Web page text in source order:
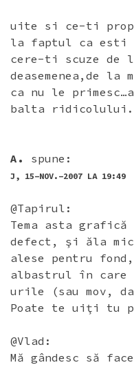
uite si ce-ti
la faptul ca esti
cere-ti scuze de
deasemenea,de
ca nu le
balta
A. spune:
J, 15-NOV.-2007 LA 19:49
@Tapirul:
Tema asta
defect, şi ăla
alese pentru
albastrul în care
urile (sau mov,
Poate te uiţi tu
@Vlad:
Mă gândesc să